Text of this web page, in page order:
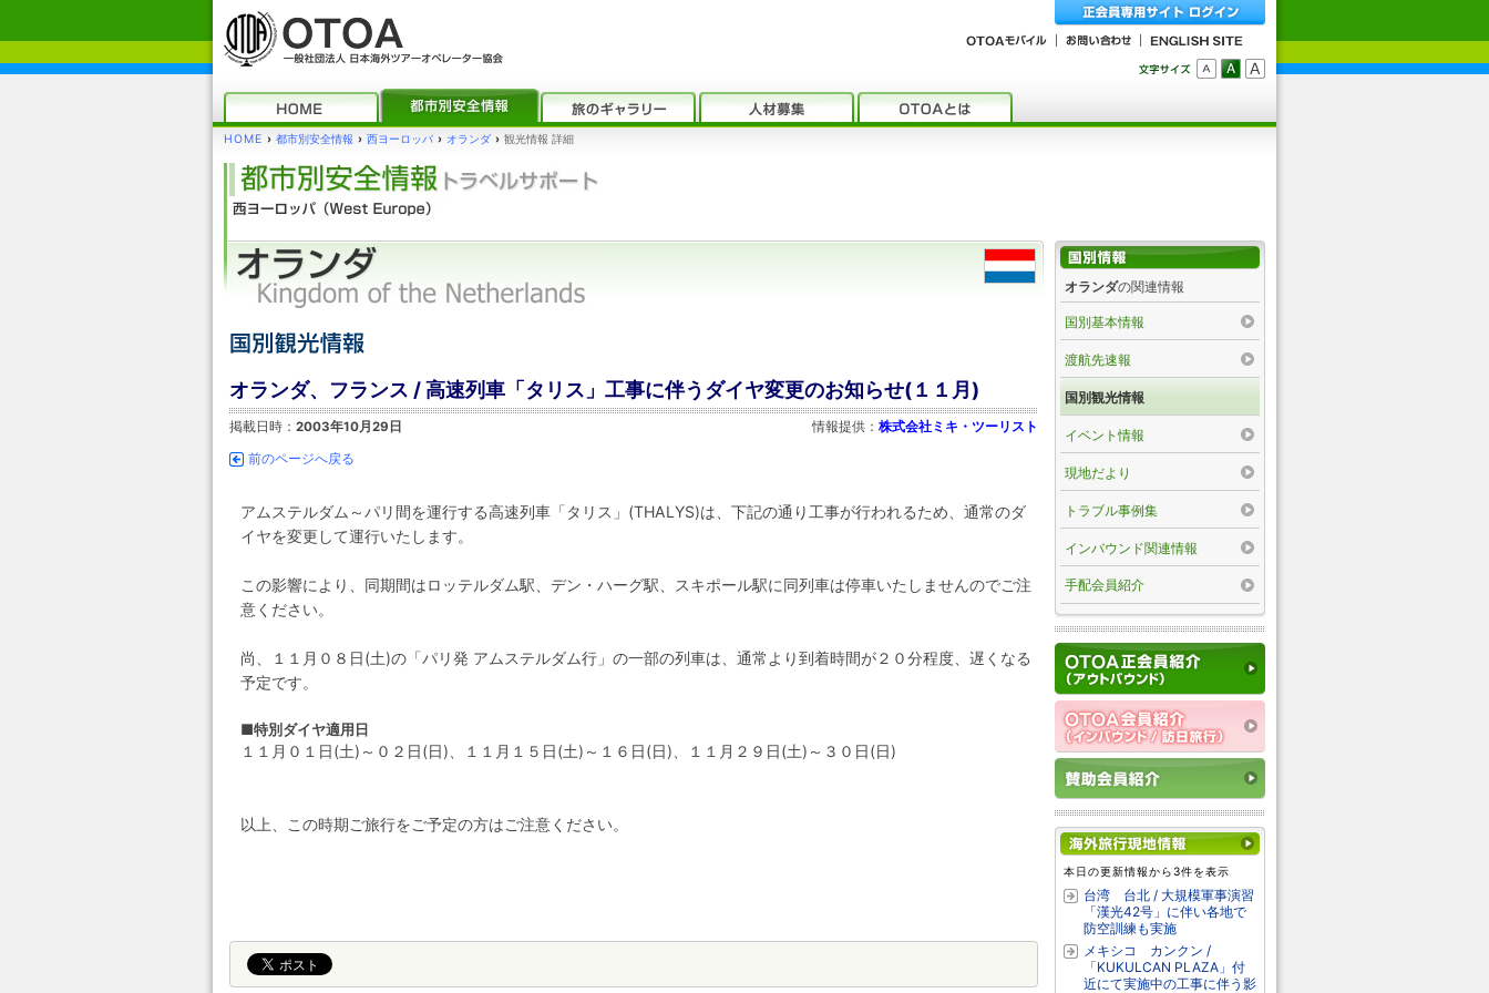
HOME › 都市別安全情報 › 西ヨーロッパ › オランダ › 観光情報 詳細
オランダ、フランス / 高速列車「タリス」工事に伴うダイヤ変更のお知らせ(１１月)
掲載日時： 2003年10月29日 情報提供： 株式会社ミキ・ツーリスト
前のページへ戻る
アムステルダム～パリ間を運行する高速列車「タリス」(THALYS)は、下記の通り工事が行われるため、通常のダ
イヤを変更して運行いたします。
この影響により、同期間はロッテルダム駅、デン・ハーグ駅、スキポール駅に同列車は停車いたしませんのでご注
意ください。
尚、１１月０８日(土)の「パリ発 アムステルダム行」の一部の列車は、通常より到着時間が２０分程度、遅くなる
予定です。
■特別ダイヤ適用日
１１月０１日(土)～０２日(日)、１１月１５日(土)～１６日(日)、１１月２９日(土)～３０日(日)
以上、この時期ご旅行をご予定の方はご注意ください。
オランダの関連情報
国別基本情報
渡航先速報
国別観光情報
イベント情報
現地だより
トラブル事例集
インバウンド関連情報
手配会員紹介
本日の更新情報から3件を表示
台湾 台北 / 大規模軍事演習
「漢光42号」に伴い各地で
防空訓練も実施
メキシコ カンクン /
「KUKULCAN PLAZA」付
近にて実施中の工事に伴う影